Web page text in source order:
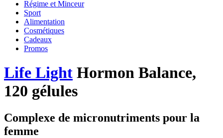
Régime et Minceur
Sport
Alimentation
Cosmétiques
Cadeaux
Promos
Life Light Hormon Balance,
120 gélules
Complexe de micronutriments pour la
femme